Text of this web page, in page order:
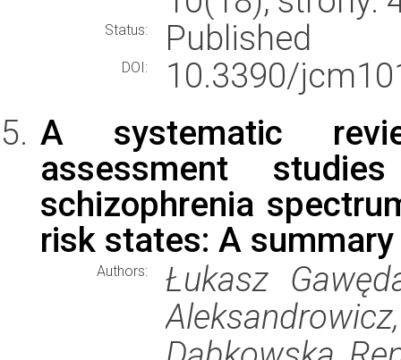
Status: Published
DOI:
10.3390/
A systematic
assessment
schizophrenia
risk states: A
Authors:
Łukasz